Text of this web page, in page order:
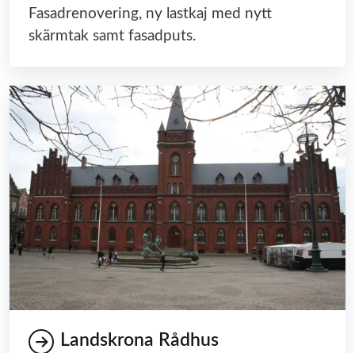
Fasadrenovering, ny lastkaj med nytt
skärmtak samt fasadputs.
Landskrona Rådhus